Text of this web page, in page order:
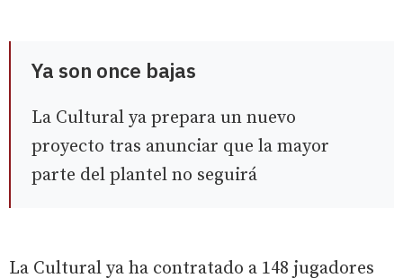
Ya son once bajas
La Cultural ya prepara un nuevo
proyecto tras anunciar que la mayor
parte del plantel no seguirá
La Cultural ya ha contratado a 148 jugadores